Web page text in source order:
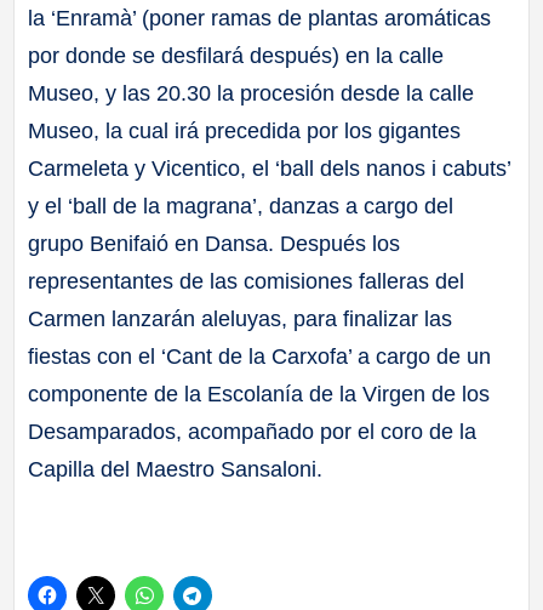
la ‘Enramà’ (poner ramas de plantas aromáticas
por donde se desfilará después) en la calle
Museo, y las 20.30 la procesión desde la calle
Museo, la cual irá precedida por los gigantes
Carmeleta y Vicentico, el ‘ball dels nanos i cabuts’
y el ‘ball de la magrana’, danzas a cargo del
grupo Benifaió en Dansa. Después los
representantes de las comisiones falleras del
Carmen lanzarán aleluyas, para finalizar las
fiestas con el ‘Cant de la Carxofa’ a cargo de un
componente de la Escolanía de la Virgen de los
Desamparados, acompañado por el coro de la
Capilla del Maestro Sansaloni.